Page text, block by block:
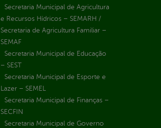
Secretaria Municipal de Agricultura
e Recursos Hídricos – SEMARH /
Secretaria de Agricultura Familiar –
SEMAF
Secretaria Municipal de Educação
– SEST
Secretaria Municipal de Esporte e
Lazer – SEMEL
Secretaria Municipal de Finanças –
SECFIN
Secretaria Municipal de Governo